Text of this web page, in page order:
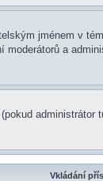
jménem v
a
Vkládání